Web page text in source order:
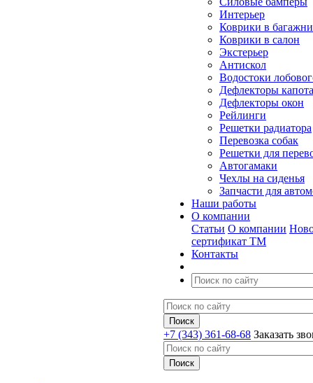
Интерьер
Коврики в
Коврики в салон
Экстерьер
Антискол
Водостоки
Дефлекторы капота
Дефлекторы окон
Рейлинги
Решетки радиатора
Перевозка собак
Решетки для
Автогамаки
Чехлы на сиденья
Запчасти для
Наши работы
О компании
Статьи О компании
сертификат ТМ
Контакты
+7 (343) 361-68-68 Заказать